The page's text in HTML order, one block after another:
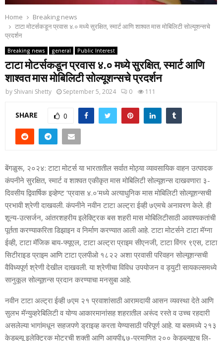
Home
Breaking news
टाटा मोटर्सकडून प्रवास ४.० मध्‍ये सुरक्षित, स्‍मार्ट आणि शाश्‍वत मास मोबिलिटी सोल्‍यूशन्‍सचे
प्रदर्शन
Breaking news general Public Interest
टाटा मोटर्सकडून प्रवास ४.० मध्‍ये सुरक्षित, स्‍मार्ट आणि
शाश्‍वत मास मोबिलिटी सोल्‍यूशन्‍सचे प्रदर्शन
by Shivani Shetty September 5, 2024 0 111
SHARE 0
बेंगळुरू, २०२४: टाटा मोटर्स या भारतातील सर्वात मोठ्या व्‍यावसायिक वाहन उत्‍पादक
कंपनीने सुरक्षित, स्‍मार्ट व शाश्‍वत एकीकृत मास मोबिलिटी सोल्‍यूशन्‍स दाखवणारा ३-
दिवसीय द्विवार्षिक इव्‍हेण्‍ट ‘प्रवास ४.०’मध्‍ये अत्‍याधुनिक मास मोबिलिटी सोल्‍यूशन्‍सची
प्रभावी श्रेणी दाखवली. कंपनीने नवीन टाटा अल्‍ट्रा ईव्‍ही ७एमचे अनावरण केले. ही
शून्‍य-उत्‍सर्जन, आंतरशहरीय इलेक्ट्रिक बस शहरी मास मोबिलिटीसाठी आवश्‍यकतांची
पूर्तता करण्‍याकरिता डिझाइन व निर्माण करण्‍यात आली आहे. टाटा मोटर्सने टाटा मॅग्‍ना
ईव्‍ही, टाटा मॅजिक बाय-फ्यूएल, टाटा अल्‍ट्रा प्राइम सीएनजी, टाटा विंगर ९एस, टाटा
सिटीराइड प्राइम आणि टाटा एलपीओ १८२२ अशा प्रवासी परिवहन सोल्‍यूशन्‍सची
वैविध्‍यपूर्ण श्रेणी देखील दाखवली. या श्रेणीचा विविध उपयोजन व ड्युटी सायकल्‍समध्‍ये
सानुकूल सोल्‍यूशन्‍स प्रदान करण्‍याचा मनसुबा आहे.
नवीन टाटा अल्‍ट्रा ईव्‍ही ७एम २१ प्रवाशांसाठी आरामदायी आसन व्‍यवस्‍था देते आणि
सुलभ मॅन्‍युव्‍हरेबिलिटी व योग्‍य आकारमानांसह शहरातील अरूंद रस्‍ते व उच्‍च रहदारी
असलेल्‍या भागांमधून सहजपणे ड्राइव्‍ह करता येण्‍यासाठी परिपूर्ण आहे. या बसमध्‍ये २१३
केडब्‍ल्‍यू इलेक्ट्रिक मोटरची शक्‍ती आणि आयपी६७-प्रमाणित २०० केडब्‍ल्‍यूएच लि-